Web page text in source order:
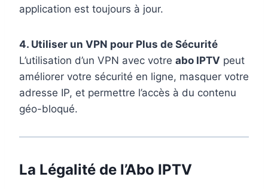
application est toujours à jour.
4. Utiliser un VPN pour Plus de Sécurité
L’utilisation d’un VPN avec votre abo IPTV peut
améliorer votre sécurité en ligne, masquer votre
adresse IP, et permettre l’accès à du contenu
géo-bloqué.
La Légalité de l’Abo IPTV